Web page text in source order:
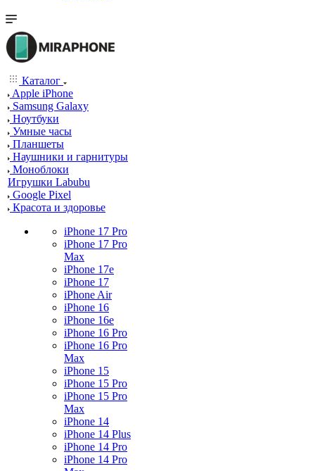
Каталог
Apple iPhone
Samsung Galaxy
Ноутбуки
Умные часы
Планшеты
Наушники и гарнитуры
Моноблоки
Игрушки Labubu
Google Pixel
Красота и здоровье
iPhone 17 Pro
iPhone 17 Pro
Max
iPhone 17e
iPhone 17
iPhone Air
iPhone 16
iPhone 16e
iPhone 16 Pro
iPhone 16 Pro
Max
iPhone 15
iPhone 15 Pro
iPhone 15 Pro
Max
iPhone 14
iPhone 14 Plus
iPhone 14 Pro
iPhone 14 Pro